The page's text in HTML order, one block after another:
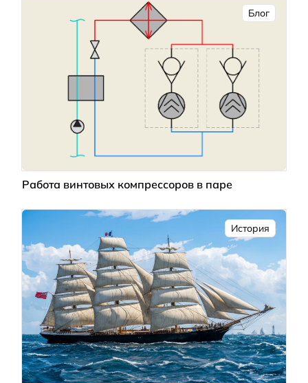
Блог
Работа винтовых компрессоров в паре
История